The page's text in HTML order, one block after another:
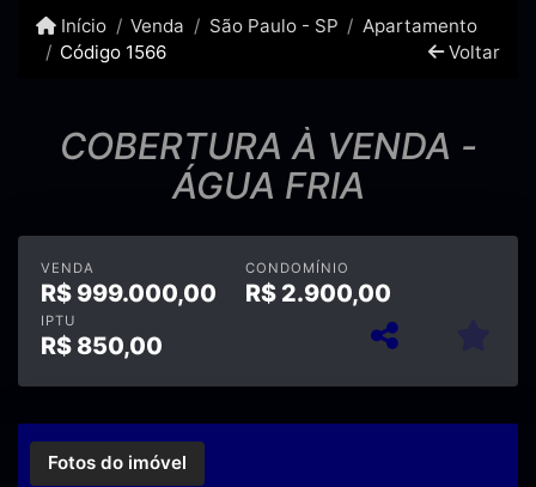
Início Venda São Paulo - SP
Apartamento
Código 1566
Voltar
COBERTURA À VENDA -
ÁGUA FRIA
VENDA
R$ 999.000,00
CONDOMÍNIO
R$ 2.900,00
IPTU
R$ 850,00
Fotos do imóvel